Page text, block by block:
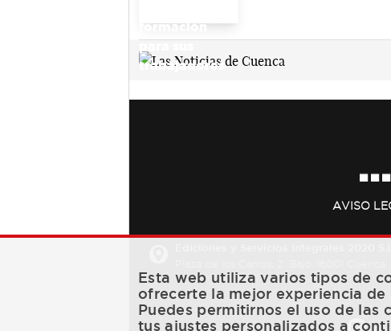
AVISO
Esta web utiliza varios tipos de
ofrecerte la mejor experiencia de
Puedes permitirnos el uso de las
tus ajustes personalizados a